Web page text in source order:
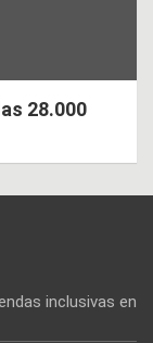
28.000
inclusivas en